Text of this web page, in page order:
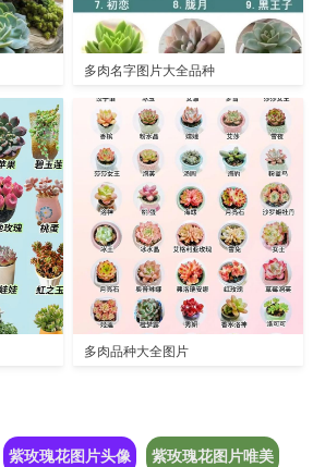
多肉名字图片大全品种
多肉品种大全图片
紫玫瑰花图片头像 紫玫瑰花图片唯美